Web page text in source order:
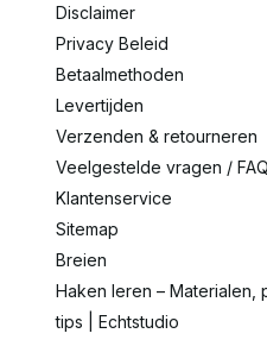
Disclaimer
Privacy Beleid
Betaalmethoden
Levertijden
Verzenden & retourneren
Veelgestelde vragen / FAQ
Klantenservice
Sitemap
Breien
Haken leren – Materialen,
tips | Echtstudio